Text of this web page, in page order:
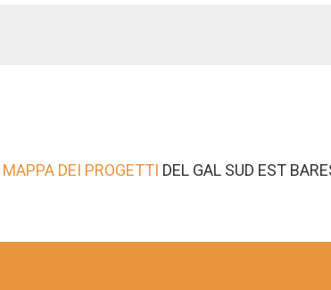
MAPPA DEI PROGETTI DEL GAL SUD EST